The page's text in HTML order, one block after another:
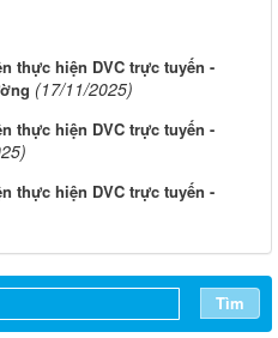
thực hiện DVC trực tuyến -
(17/11/2025)
thực hiện DVC trực tuyến -
thực hiện DVC trực tuyến -
Tìm